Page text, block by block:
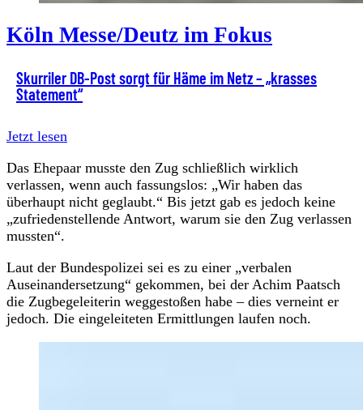
Köln Messe/Deutz im Fokus
Skurriler DB-Post sorgt für Häme im Netz – „krasses
Statement“
Jetzt lesen
Das Ehepaar musste den Zug schließlich wirklich
verlassen, wenn auch fassungslos: „Wir haben das
überhaupt nicht geglaubt.“ Bis jetzt gab es jedoch keine
„zufriedenstellende Antwort, warum sie den Zug verlassen
mussten“.
Laut der Bundespolizei sei es zu einer „verbalen
Auseinandersetzung“ gekommen, bei der Achim Paatsch
die Zugbegeleiterin weggestoßen habe – dies verneint er
jedoch. Die eingeleiteten Ermittlungen laufen noch.